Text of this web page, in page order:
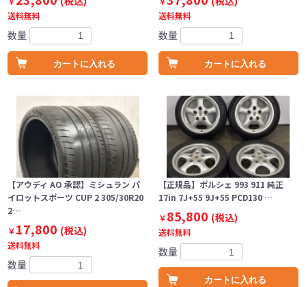
送料無料
数量
カートに入れる
送料無料
数量
カートに入れる
【アウディ AO 承認】ミシュラン パ
イロットスポーツ CUP 2 305/30R20
2…
￥17,800 (税込)
送料無料
数量
【正規品】ポルシェ 993 911 純正
17in 7J+55 9J+55 PCD130 …
￥85,800 (税込)
送料無料
数量
カートに入れる